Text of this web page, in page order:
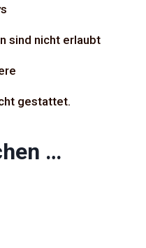
sind nicht erlaubt
gestattet.
…